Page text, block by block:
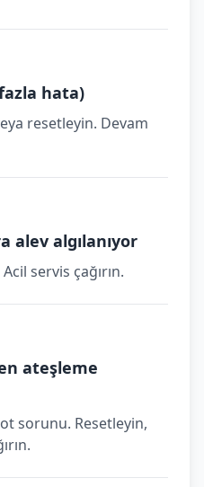
hata)
resetleyin. Devam
alev algılanıyor
Acil servis çağırın.
ateşleme
sorunu. Resetleyin,